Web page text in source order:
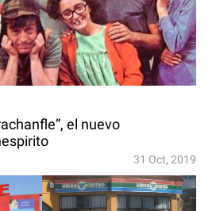
el nuevo
31 Oct, 2019